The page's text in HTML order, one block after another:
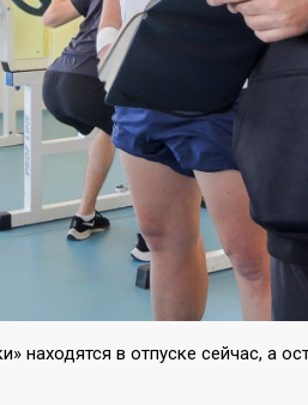
находятся в отпуске сейчас, а